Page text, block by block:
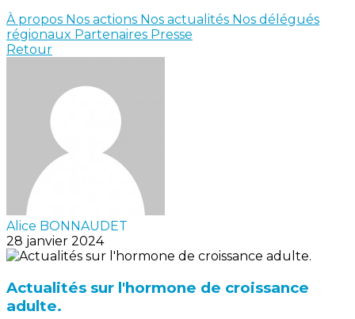
À propos Nos actions Nos actualités Nos délégués
régionaux Partenaires Presse
Retour
Alice BONNAUDET
28 janvier 2024
Actualités sur l'hormone de croissance
adulte.